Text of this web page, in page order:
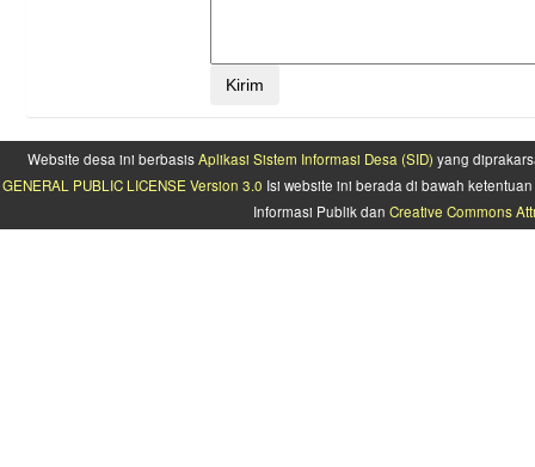
Website desa ini berbasisAplikasi Sistem Informasi Desa (SID) yang
GENERAL PUBLIC LICENSE Version 3.0 Isi website ini berada di bawah
Informasi Publik dan Creative Commons